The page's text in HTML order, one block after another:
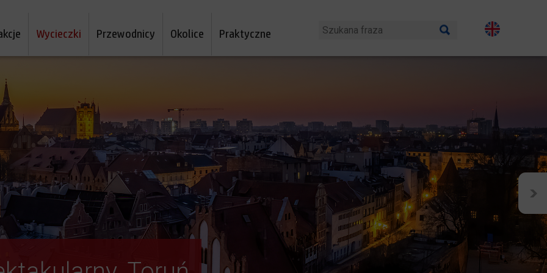
Wycieczki Przewodnicy Okolice Praktyczne